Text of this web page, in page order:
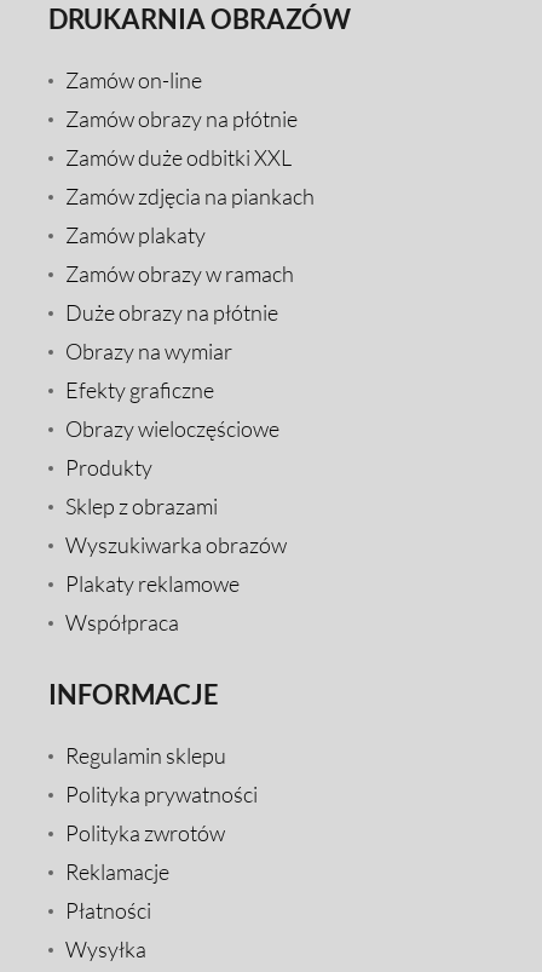
DRUKARNIA OBRAZÓW
Zamów on-line
Zamów obrazy na płótnie
Zamów duże odbitki XXL
Zamów zdjęcia na piankach
Zamów plakaty
Zamów obrazy w ramach
Duże obrazy na płótnie
Obrazy na wymiar
Efekty graficzne
Obrazy wieloczęściowe
Produkty
Sklep z obrazami
Wyszukiwarka obrazów
Plakaty reklamowe
Współpraca
INFORMACJE
Regulamin sklepu
Polityka prywatności
Polityka zwrotów
Reklamacje
Płatności
Wysyłka